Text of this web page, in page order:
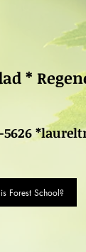
*
*
Forest School?